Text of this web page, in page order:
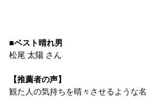
■ベスト晴れ男
松尾 太陽 さん
【推薦者の声】
観た人の気持ちを晴々させるような名